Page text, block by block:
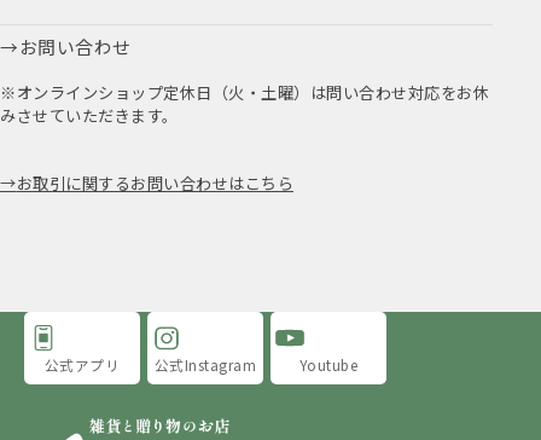
お問い合わせ
※オンラインショップ定休日（火・土曜）は問い合わせ対応をお休
みさせていただきます。
お取引に関するお問い合わせはこちら
公式アプリ 公式Instagram Youtube